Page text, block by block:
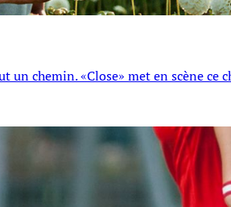
chemin. «Close» met en scène ce